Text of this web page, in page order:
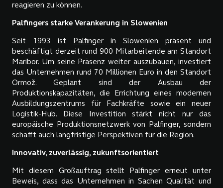
reagieren zu können.
Palfingers starke Verankerung in Slowenien
Seit 1993 ist Palfinger in Slowenien präsent und
beschäftigt derzeit rund 900 Mitarbeitende am Standort
Maribor. Um seine Präsenz weiter auszubauen, investiert
das Unternehmen rund 70 Millionen Euro in den Standort
Ormož. Geplant sind der Ausbau der
Produktionskapazitäten, die Errichtung eines modernen
Ausbildungszentrums für Fachkräfte sowie ein neuer
Logistik-Hub. Diese Investition stärkt nicht nur das
europäische Produktionsnetzwerk von Palfinger, sondern
schafft auch langfristige Perspektiven für die Region.
Innovativ, zuverlässig, zukunftsorientiert
Mit diesem Großauftrag stellt Palfinger erneut unter
Beweis, dass das Unternehmen in Sachen Qualität und